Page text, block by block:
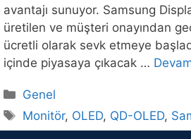
avantajı sunuyor. Samsung
üretilen ve müşteri onayından
ücretli olarak sevk etmeye
içinde piyasaya çıkacak …
Kategoriler
Genel
Etiketler
Monitör, OLED, QD-OLED,